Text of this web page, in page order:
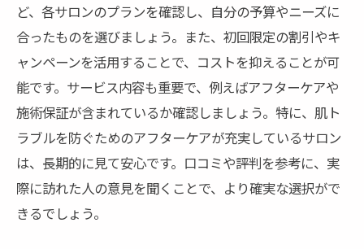
肌質に応じた脱毛方法の適切な選択
敏感肌に適した脱毛方法とは
乾燥肌対策と脱毛のポイント
オイリー肌向けの脱毛アプローチ
肌トラブルを防ぐための選択基準
アレルギー体質の方への脱毛提案
肌質改善と脱毛の相乗効果
ライフスタイルに合わせた脱毛プランの決定法
ど、各サロンのプランを確認し、自分の予算やニーズに
合ったものを選びましょう。また、初回限定の割引やキ
ャンペーンを活用することで、コストを抑えることが可
能です。サービス内容も重要で、例えばアフターケアや
施術保証が含まれているか確認しましょう。特に、肌ト
ラブルを防ぐためのアフターケアが充実しているサロン
は、長期的に見て安心です。口コミや評判を参考に、実
際に訪れた人の意見を聞くことで、より確実な選択がで
きるでしょう。